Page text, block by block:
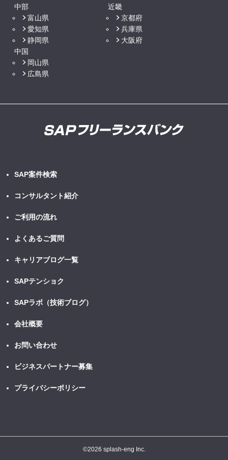
中部
富山県
愛知県
静岡県
近畿
京都府
兵庫県
大阪府
中国
岡山県
広島県
SAP案件検索
コンサルタント紹介
ご利用の流れ
よくあるご質問
キャリアブログ一覧
SAPテンショク
SAPラボ（技術ブログ）
会社概要
お問い合わせ
ビジネスパートナー募集
プライバシーポリシー
©2026 splash-eng Inc.